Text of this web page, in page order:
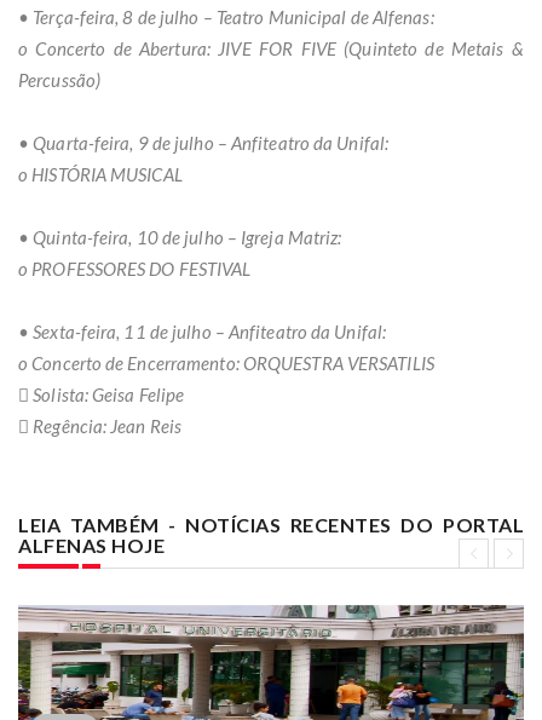
• Terça-feira, 8 de julho – Teatro Municipal de Alfenas:
o Concerto de Abertura: JIVE FOR FIVE (Quinteto de Metais &
Percussão)
• Quarta-feira, 9 de julho – Anfiteatro da Unifal:
o HISTÓRIA MUSICAL
• Quinta-feira, 10 de julho – Igreja Matriz:
o PROFESSORES DO FESTIVAL
• Sexta-feira, 11 de julho – Anfiteatro da Unifal:
o Concerto de Encerramento: ORQUESTRA VERSATILIS
 Solista: Geisa Felipe
 Regência: Jean Reis
LEIA TAMBÉM - NOTÍCIAS RECENTES DO PORTAL
ALFENAS HOJE